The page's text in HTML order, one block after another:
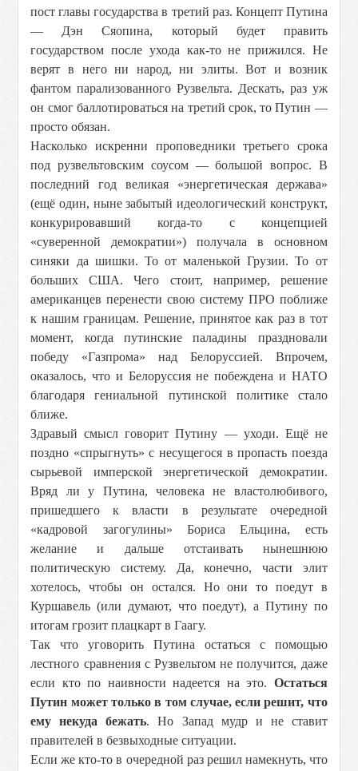
пост главы государства в третий раз. Концепт Путина
— Дэн Сяопина, который будет править
государством после ухода как-то не прижился. Не
верят в него ни народ, ни элиты. Вот и возник
фантом парализованного Рузвельта. Дескать, раз уж
он смог баллотироваться на третий срок, то Путин —
просто обязан.
Насколько искренни проповедники третьего срока
под рузвельтовским соусом — большой вопрос. В
последний год великая «энергетическая держава»
(ещё один, ныне забытый идеологический конструкт,
конкурировавший когда-то с концепцией
«суверенной демократии») получала в основном
синяки да шишки. То от маленькой Грузии. То от
больших США. Чего стоит, например, решение
американцев перенести свою систему ПРО поближе
к нашим границам. Решение, принятое как раз в тот
момент, когда путинские паладины праздновали
победу «Газпрома» над Белоруссией. Впрочем,
оказалось, что и Белоруссия не побеждена и НАТО
благодаря гениальной путинской политике стало
ближе.
Здравый смысл говорит Путину — уходи. Ещё не
поздно «спрыгнуть» с несущегося в пропасть поезда
сырьевой имперской энергетической демократии.
Вряд ли у Путина, человека не властолюбивого,
пришедшего к власти в результате очередной
«кадровой загогулины» Бориса Ельцина, есть
желание и дальше отстаивать нынешнюю
политическую систему. Да, конечно, части элит
хотелось, чтобы он остался. Но они то поедут в
Куршавель (или думают, что поедут), а Путину по
итогам грозит плацкарт в Гаагу.
Так что уговорить Путина остаться с помощью
лестного сравнения с Рузвельтом не получится, даже
если кто по наивности надеется на это. Остаться
Путин может только в том случае, если решит, что
ему некуда бежать. Но Запад мудр и не ставит
правителей в безвыходные ситуации.
Если же кто-то в очередной раз решил намекнуть, что